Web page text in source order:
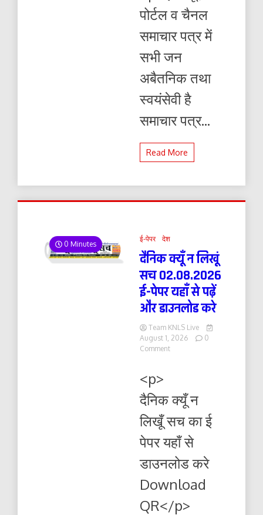
पोर्टल व चैनल
समाचार पत्र में
सभी जन
अबैतनिक तथा
स्वयंसेवी है
समाचार पत्र...
Read More
0 Minutes
ई-पेपर देश
दैनिक क्यूँ न लिखूं
सच 02.08.2026
ई-पेपर यहाँ से पढ़ें
और डाउनलोड करे
Team KNLS Live
August 1, 2026
0
Commenton
सच
02.08.2026
ई-
यहाँ
पढ़ें
डाउनलोड
<p>
दैनिक क्यूँ न
लिखूँ सच का ई
पेपर यहाँ से
डाउनलोड करे
Download
QR</p>